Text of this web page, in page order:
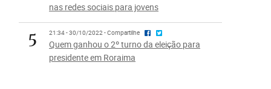
nas redes sociais para jovens
5 21:34 - 30/10/2022 - Compartilhe
Quem ganhou o 2º turno da eleição para
presidente em Roraima